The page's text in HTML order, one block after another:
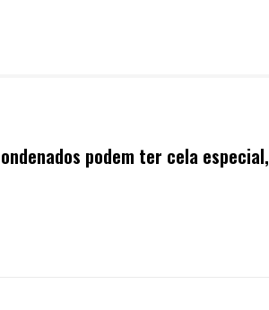
podem ter cela especial,